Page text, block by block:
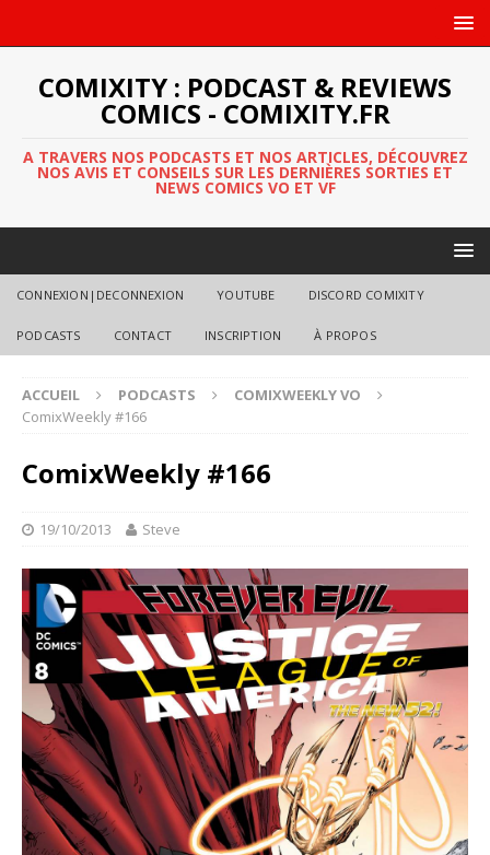
COMIXITY : PODCAST & REVIEWS
COMICS - COMIXITY.FR
A TRAVERS NOS PODCASTS ET NOS ARTICLES, DÉCOUVREZ
NOS AVIS ET CONSEILS SUR LES DERNIÈRES SORTIES ET
NEWS COMICS VO ET VF
CONNEXION|DECONNEXION YOUTUBE DISCORD COMIXITY
PODCASTS CONTACT INSCRIPTION À PROPOS
ACCUEIL PODCASTS
COMIXWEEKLY VO
ComixWeekly #166
ComixWeekly #166
19/10/2013 Steve